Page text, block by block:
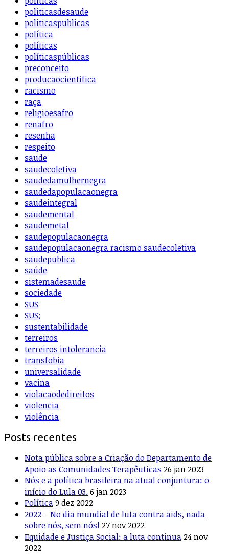
politicasdesaude
politicaspublicas
política
políticas
políticaspúblicas
preconceito
producaocientifica
racismo
raça
religioesafro
renafro
resenha
respeito
saude
saudecoletiva
saudedamulhernegra
saudedapopulacaonegra
saudeintegral
saudemental
saudemetal
saudepopulacaonegra
saudepopulacaonegra racismo saudecoletiva
saudepublica
saúde
sistemadesaude
sociedade
SUS
SUS;
sustentabilidade
terreiros
terreiros intolerancia
transfobia
universalidade
vacina
violacaodedireitos
violencia
violência
Posts recentes
Nota pública sobre a Criação do Departamento de
Apoio as Comunidades Terapêuticas 26 jan 2023
Nós e a política brasileira na atual conjuntura: o
início do Lula 03.6 jan 2023
Política9 dez 2022
2022 – No dia mundial de luta contra aids, nada
sobre nós, sem nós! 27 nov 2022
Equidade e Justiça Social: a luta continua 24 nov
2022